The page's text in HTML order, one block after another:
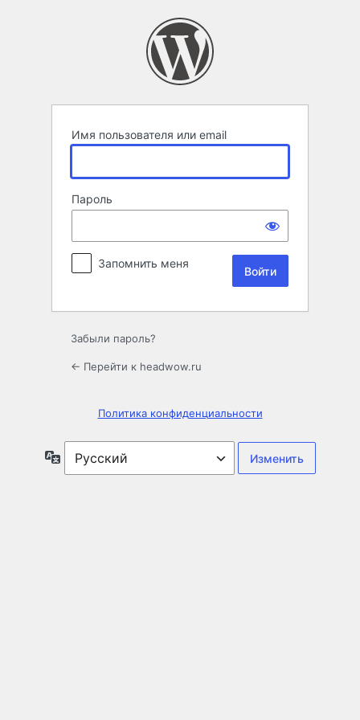
Имя пользователя или email
Пароль
Запомнить меня
Забыли пароль?
← Перейти к headwow.ru
Политика конфиденциальности
Язык